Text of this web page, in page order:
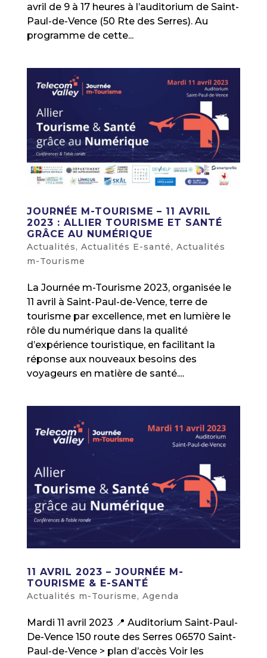
avril de 9 à 17 heures à l’auditorium de Saint-
Paul-de-Vence (50 Rte des Serres). Au
programme de cette...
JOURNÉE M-TOURISME – 11 AVRIL
2023 : ALLIER TOURISME ET SANTÉ
GRÂCE AU NUMÉRIQUE
Actualités, Actualités E-santé, Actualités
m-Tourisme
La Journée m-Tourisme 2023, organisée le
11 avril à Saint-Paul-de-Vence, terre de
tourisme par excellence, met en lumière le
rôle du numérique dans la qualité
d’expérience touristique, en facilitant la
réponse aux nouveaux besoins des
voyageurs en matière de santé....
11 AVRIL 2023 – JOURNÉE M-
TOURISME & E-SANTÉ
Actualités m-Tourisme, Agenda
Mardi 11 avril 2023 📍 Auditorium Saint-Paul-
De-Vence 150 route des Serres 06570 Saint-
Paul-de-Vence > plan d’accès Voir les